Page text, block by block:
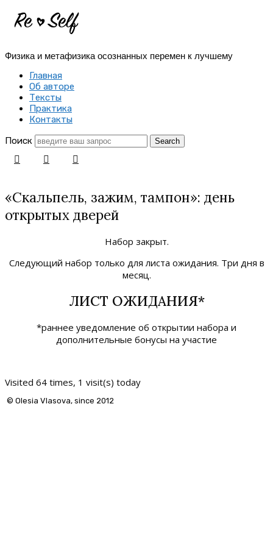
Re-
|
Создай
себя
заново
Физика и метафизика осознанных перемен к лучшему
Главная
Об авторе
Тексты
Практика
Контакты
Поиск
«Скальпель, зажим, тампон»: день
открытых дверей
Набор закрыт.
Следующий набор только для листа ожидания. Три дня в
месяц.
ЛИСТ ОЖИДАНИЯ*
*раннее уведомление об открытии набора и
дополнительные бонусы на участие
Visited 64 times, 1 visit(s) today
© Olesia Vlasova, since 2012